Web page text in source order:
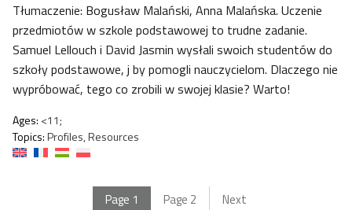
Tłumaczenie: Bogusław Malański, Anna Malańska. Uczenie
przedmiotów w szkole podstawowej to trudne zadanie.
Samuel Lellouch i David Jasmin wysłali swoich studentów do
szkoły podstawowe, j by pomogli nauczycielom. Dlaczego nie
wypróbować, tego co zrobili w swojej klasie? Warto!
Ages: <11;
Topics:Profiles, Resources
Page 1 Page 2 Next